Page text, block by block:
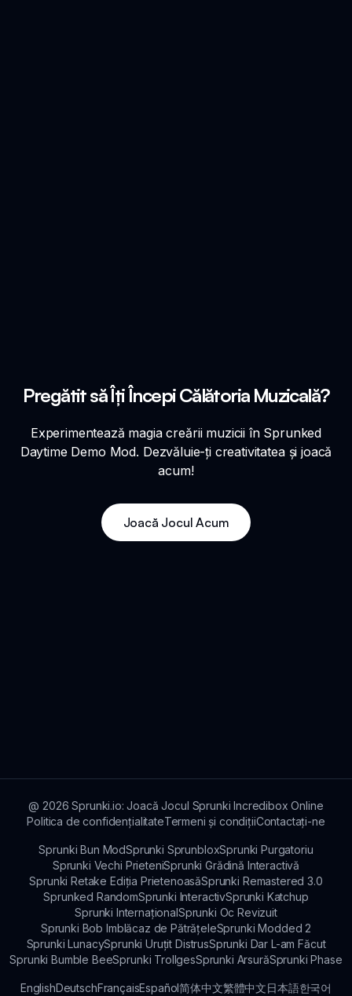
Pregătit să Îți Începi Călătoria Muzicală?
Experimentează magia creării muzicii în Sprunked
Daytime Demo Mod. Dezvăluie-ți creativitatea și joacă
acum!
Joacă Jocul Acum
@ 2026 Sprunki.io: Joacă Jocul Sprunki Incredibox Online
Politica de confidențialitateTermeni și condițiiContactați-ne
Sprunki Bun ModSprunki SprunbloxSprunki Purgatoriu
Sprunki Vechi PrieteniSprunki Grădină Interactivă
Sprunki Retake Ediția PrietenoasăSprunki Remastered 3.0
Sprunked RandomSprunki InteractivSprunki Katchup
Sprunki InternaționalSprunki Oc Revizuit
Sprunki Bob Imblăcaz de PătrățeleSprunki Modded 2
Sprunki LunacySprunki Uruțit DistrusSprunki Dar L-am Făcut
Sprunki Bumble BeeSprunki TrollgesSprunki ArsurăSprunki Phase
EnglishDeutschFrançaisEspañol简体中文繁體中文日本語한국어